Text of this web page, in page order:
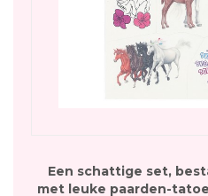
Een schattige set,
met leuke paarden-